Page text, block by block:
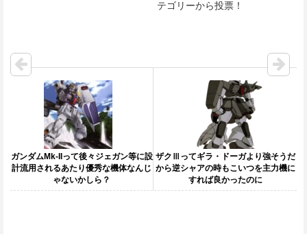
テゴリーから投票！
ガンダムMk-IIって後々ジェガン等に設
計流用されるあたり優秀な機体なんじ
ゃないかしら？
ザクⅢってギラ・ドーガより強そうだ
から逆シャアの時もこいつを主力機に
すれば良かったのに